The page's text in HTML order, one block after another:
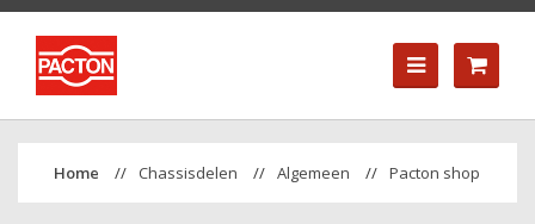
Chassisdelen Algemeen Pacton shop